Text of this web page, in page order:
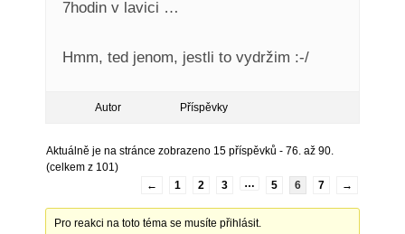
7hodin v lavici …
Hmm, ted jenom, jestli to vydržim :-/
Autor Příspěvky
Aktuálně je na stránce zobrazeno 15 příspěvků - 76. až 90.
(celkem z 101)
←
1 2 3 … 5 6 7 →
Pro reakci na toto téma se musíte přihlásit.